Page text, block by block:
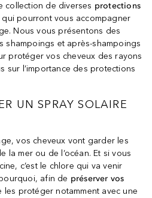
collection de diverses protections
qui pourront vous accompagner
Nous vous présentons des
shampoings et après-shampoings
protéger vos cheveux des rayons
sur l’importance des protections
UN SPRAY SOLAIRE
vos cheveux vont garder les
la mer ou de l’océan. Et si vous
c’est le chlore qui va venir
afin de préserver vos
les protéger notamment avec une